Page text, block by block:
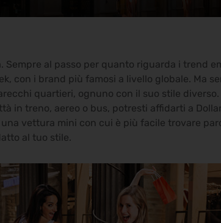
al passo per quanto riguarda i trend
con i brand più famosi a livello globale. Ma
quartieri, ognuno con il suo stile
in treno, aereo o bus, potresti affidarti a
vettura mini con cui è più facile trovare
al tuo stile.